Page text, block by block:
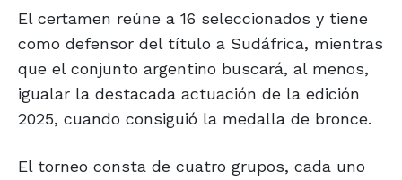
El certamen reúne a 16 seleccionados y tiene
como defensor del título a Sudáfrica, mientras
que el conjunto argentino buscará, al menos,
igualar la destacada actuación de la edición
2025, cuando consiguió la medalla de bronce.
El torneo consta de cuatro grupos, cada uno